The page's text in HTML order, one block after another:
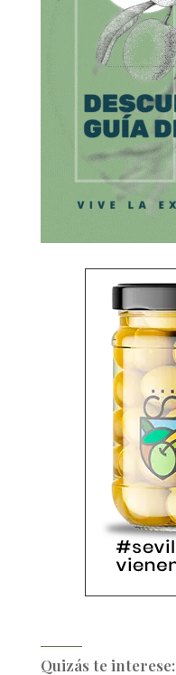
Quizás te interese: